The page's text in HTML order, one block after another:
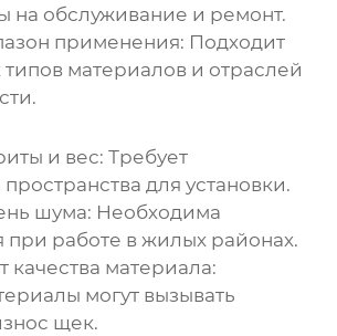
на обслуживание и ремонт.
применения: Подходит
материалов и отраслей
и вес: Требует
для установки.
шума: Необходима
при работе в жилых районах.
качества материала:
могут вызывать
щек.